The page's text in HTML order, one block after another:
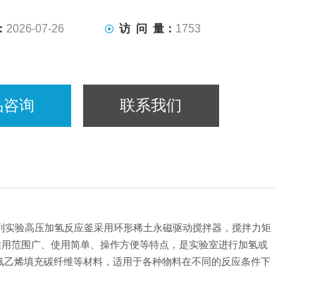
2026-07-26 访 问 量： 1753
询 联系我们
实验高压加氢反应釜采用环形稀土永磁驱动搅拌器，搅拌力矩
范围广、使用简单、操作方便等特点，是实验室进行加氢或
烯填充碳纤维等材料，适用于各种物料在不同的反应条件下